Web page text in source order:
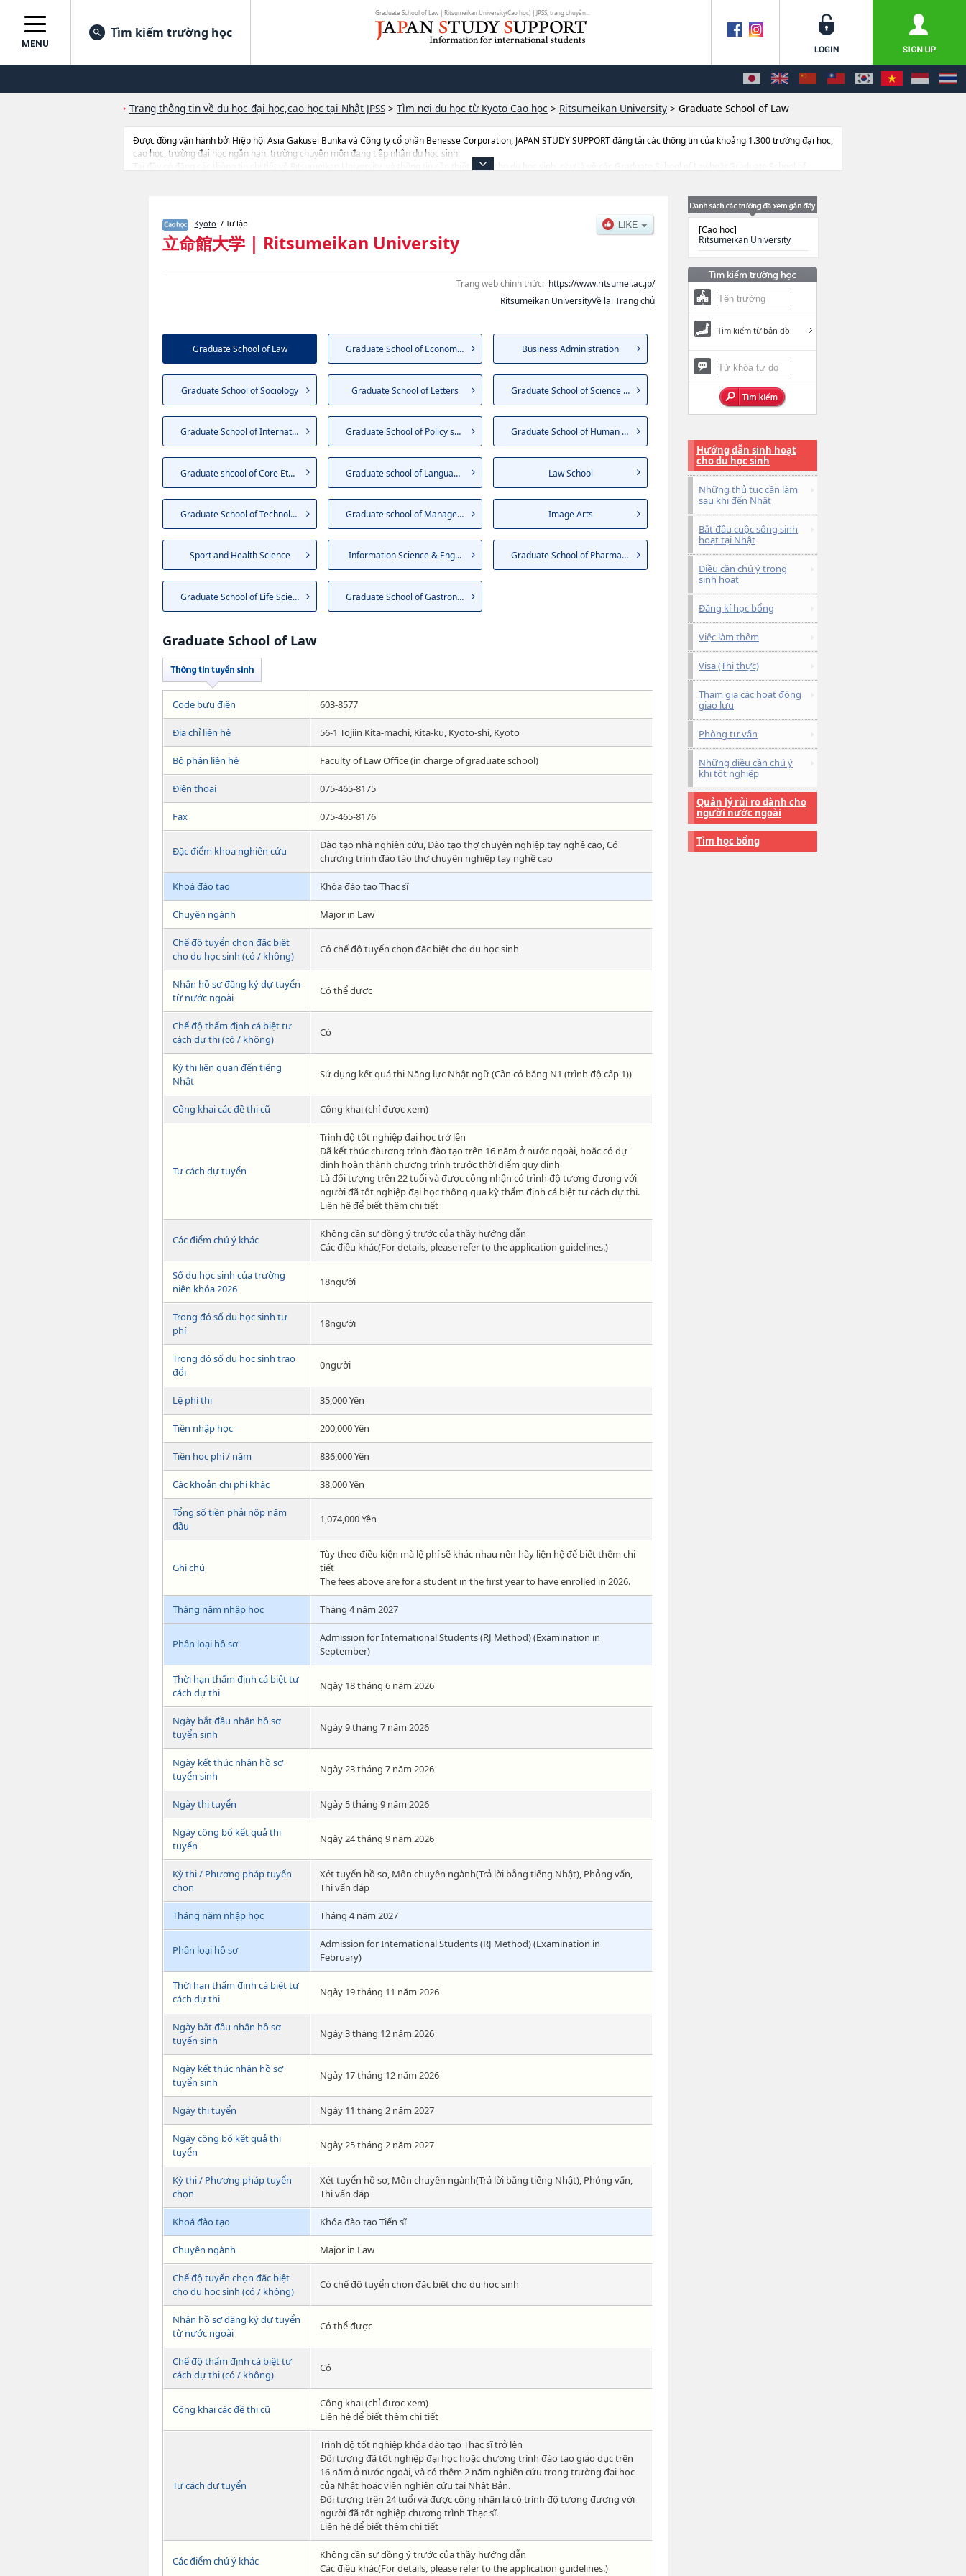
Graduate School of Law | Ritsumeikan University(Cao học) | JPSS, trang chuyên...
MENU
Tìm kiếm trường học
Trang thông tin về du học đại học,cao học tại Nhật JPSS > Tìm nơi du học từ Kyoto Cao học > Ritsumeikan University > Graduate School of Law
Được đồng vận hành bởi Hiệp hội Asia Gakusei Bunka và Công ty cổ phần Benesse Corporation, JAPAN STUDY SUPPORT đăng tải các thông tin của khoảng 1.300 trường đại học,
cao học, trường đại học ngắn hạn, trường chuyên môn đang tiếp nhận du học sinh.
Tại đây có đăng các thông tin chi tiết về Ritsumeikan University, và thông tin cần thiết dành cho du học sinh, như là về các Graduate School of LawhoặcGraduate School of
ScienceshoặcGraduate school of Language Education and Information SciencehoặcLaw SchoolhoặcGraduate School of Technology Management hoặcGraduate school of
ManagementhoặcImage ArtshoặcSport and Health SciencehoặcInformation Science & EngineeringhoặcGraduate School of PharmacyhoặcGraduate School of Life
ScienceshoặcGraduate School of Gastronomy Management, thông tin về từng khoa nghiên cứu, thông tin liên quan đến thi tuyển như số lượng tuyển sinh, số lượng trúng tuyển,
cở sở trang thiết bị, hướng dẫn địa điểm v.v...
Kyoto / Tư lập
立命館大学 | Ritsumeikan University
Trang web chính thức: https://www.ritsumei.ac.jp/
Ritsumeikan UniversityVề lại Trang chủ
Graduate School of Law Graduate School of Economics Business Administration
Graduate School of Sociology Graduate School of Letters Graduate School of Science an...
Graduate School of Internatio... Graduate School of Policy sci... Graduate School of Human Science
Graduate shcool of Core Ethic... Graduate school of Language E... Law School
Graduate School of Technology... Graduate school of Management Image Arts
Sport and Health Science Information Science & Eng... Graduate School of Pharmacy
Graduate School of Life Sciences Graduate School of Gastronomy...
Graduate School of Law
Code bưu điện 603-8577
Địa chỉ liên hệ 56-1 Tojiin Kita-machi, Kita-ku, Kyoto-shi, Kyoto
Bộ phận liên hệ Faculty of Law Office (in charge of graduate school)
Điện thoại 075-465-8175
Fax 075-465-8176
Đặc điểm khoa nghiên cứu
Đào tạo nhà nghiên cứu, Đào tạo thợ chuyên nghiệp tay nghề cao, Có
chương trình đào tào thợ chuyên nghiệp tay nghề cao
Khoá đào tạo Khóa đào tạo Thạc sĩ
Chuyên ngành Major in Law
Chế độ tuyển chọn đăc biệt
cho du học sinh (có / không)
Có chế độ tuyển chọn đăc biệt cho du học sinh
Nhận hồ sơ đăng ký dự tuyển
từ nước ngoài
Có thể được
Chế độ thẩm định cá biệt tư
cách dự thi (có / không)
Có
Kỳ thi liên quan đến tiếng
Nhật
Sử dụng kết quả thi Năng lực Nhật ngữ (Cần có bằng N1 (trình độ cấp 1))
Công khai các đề thi cũ Công khai (chỉ được xem)
Tư cách dự tuyển
Trình độ tốt nghiệp đại học trở lên
Đã kết thúc chương trình đào tạo trên 16 năm ở nước ngoài, hoặc có dự
định hoàn thành chương trình trước thời điểm quy định
Là đối tượng trên 22 tuổi và được công nhận có trình độ tương đương với
người đã tốt nghiệp đại học thông qua kỳ thẩm định cá biệt tư cách dự thi.
Liên hệ để biết thêm chi tiết
Các điểm chú ý khác
Không cần sự đồng ý trước của thầy hướng dẫn
Các điều khác(For details, please refer to the application guidelines.)
Số du học sinh của trường
niên khóa 2026
18người
Trong đó số du học sinh tư
phí
18người
Trong đó số du học sinh trao
đổi
0người
Lệ phí thi 35,000 Yên
Tiền nhập học 200,000 Yên
Tiền học phí / năm 836,000 Yên
Các khoản chi phí khác 38,000 Yên
Tổng số tiền phải nộp năm
đầu
1,074,000 Yên
Ghi chú
Tùy theo điều kiện mà lệ phí sẽ khác nhau nên hãy liện hệ để biết thêm chi
tiết
The fees above are for a student in the first year to have enrolled in 2026.
Tháng năm nhập học Tháng 4 năm 2027
Phân loại hồ sơ
Admission for International Students (RJ Method) (Examination in
September)
Thời hạn thẩm định cá biệt tư
cách dự thi
Ngày 18 tháng 6 năm 2026
Ngày bắt đầu nhận hồ sơ
tuyển sinh
Ngày 9 tháng 7 năm 2026
Ngày kết thúc nhận hồ sơ
tuyển sinh
Ngày 23 tháng 7 năm 2026
Ngày thi tuyển Ngày 5 tháng 9 năm 2026
Ngày công bố kết quả thi
tuyển
Ngày 24 tháng 9 năm 2026
Kỳ thi / Phương pháp tuyển
chọn
Xét tuyển hồ sơ, Môn chuyên ngành(Trả lời bằng tiếng Nhật), Phỏng vấn,
Thi vấn đáp
Tháng năm nhập học Tháng 4 năm 2027
Phân loại hồ sơ
Admission for International Students (RJ Method) (Examination in
February)
Thời hạn thẩm định cá biệt tư
cách dự thi
Ngày 19 tháng 11 năm 2026
Ngày bắt đầu nhận hồ sơ
tuyển sinh
Ngày 3 tháng 12 năm 2026
Ngày kết thúc nhận hồ sơ
tuyển sinh
Ngày 17 tháng 12 năm 2026
Ngày thi tuyển Ngày 11 tháng 2 năm 2027
Ngày công bố kết quả thi
tuyển
Ngày 25 tháng 2 năm 2027
Kỳ thi / Phương pháp tuyển
chọn
Xét tuyển hồ sơ, Môn chuyên ngành(Trả lời bằng tiếng Nhật), Phỏng vấn,
Thi vấn đáp
Khoá đào tạo Khóa đào tạo Tiến sĩ
Chuyên ngành Major in Law
Chế độ tuyển chọn đăc biệt
cho du học sinh (có / không)
Có chế độ tuyển chọn đăc biệt cho du học sinh
Nhận hồ sơ đăng ký dự tuyển
từ nước ngoài
Có thể được
Chế độ thẩm định cá biệt tư
cách dự thi (có / không)
Có
Công khai các đề thi cũ
Công khai (chỉ được xem)
Liên hệ để biết thêm chi tiết
Tư cách dự tuyển
Trình độ tốt nghiệp khóa đào tạo Thạc sĩ trở lên
Đối tượng đã tốt nghiệp đại học hoặc chương trình đào tạo giáo dục trên
16 năm ở nước ngoài, và có thêm 2 năm nghiên cứu trong trường đại học
của Nhật hoặc viên nghiên cứu tại Nhật Bản.
Đối tượng trên 24 tuổi và được công nhận là có trình độ tương đương với
người đã tốt nghiệp chương trình Thạc sĩ.
Liên hệ để biết thêm chi tiết
Các điểm chú ý khác
Không cần sự đồng ý trước của thầy hướng dẫn
Các điều khác(For details, please refer to the application guidelines.)
[Cao học]
Ritsumeikan University
Tìm kiếm từ bản đồ
Hướng dẫn sinh hoạt
cho du học sinh
Những thủ tục cần làm
sau khi đến Nhật
Bắt đầu cuộc sống sinh
hoạt tại Nhật
Điều cần chú ý trong
sinh hoạt
Đăng kí học bổng
Việc làm thêm
Visa (Thị thực)
Tham gia các hoạt động
giao lưu
Phòng tư vấn
Những điều cần chú ý
khi tốt nghiệp
Quản lý rủi ro dành cho
người nước ngoài
Tìm học bổng